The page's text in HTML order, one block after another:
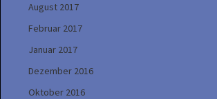
August 2017
Februar 2017
Januar 2017
Dezember 2016
Oktober 2016